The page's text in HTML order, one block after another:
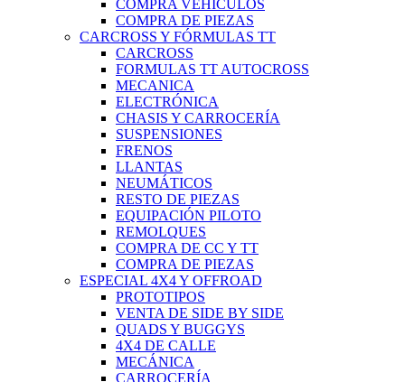
COMPRA VEHÍCULOS
COMPRA DE PIEZAS
CARCROSS Y FÓRMULAS TT
CARCROSS
FORMULAS TT AUTOCROSS
MECANICA
ELECTRÓNICA
CHASIS Y CARROCERÍA
SUSPENSIONES
FRENOS
LLANTAS
NEUMÁTICOS
RESTO DE PIEZAS
EQUIPACIÓN PILOTO
REMOLQUES
COMPRA DE CC Y TT
COMPRA DE PIEZAS
ESPECIAL 4X4 Y OFFROAD
PROTOTIPOS
VENTA DE SIDE BY SIDE
QUADS Y BUGGYS
4X4 DE CALLE
MECÁNICA
CARROCERÍA